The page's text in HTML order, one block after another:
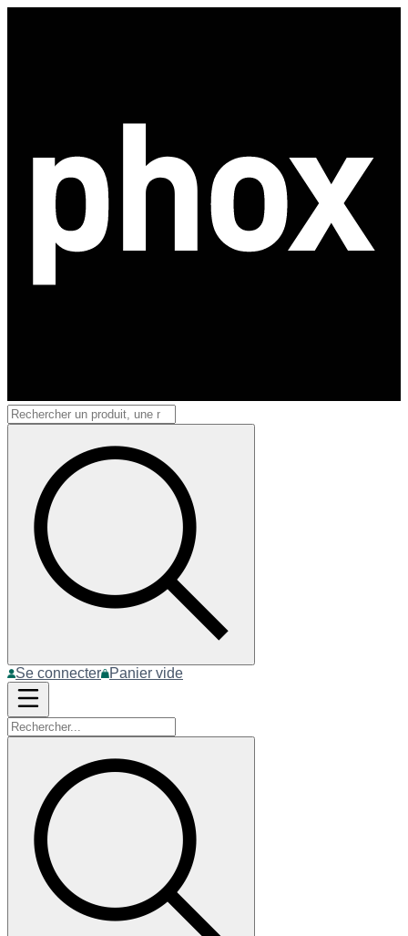
Se connecter Panier vide